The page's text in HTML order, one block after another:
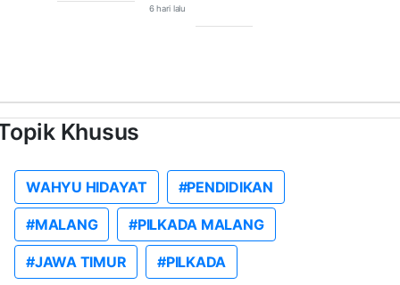
6 hari lalu
Khusus
WAHYU HIDAYAT #PENDIDIKAN
#MALANG #PILKADA MALANG
#JAWA TIMUR #PILKADA